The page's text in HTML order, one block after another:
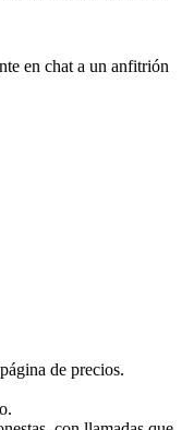
en chat a un anfitrión
de precios.